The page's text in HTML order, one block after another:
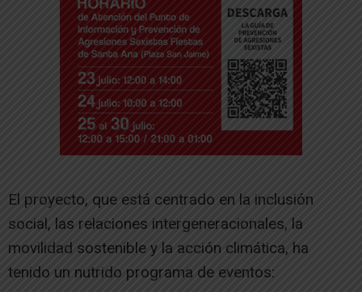
El proyecto, que está centrado en la inclusión
social, las relaciones intergeneracionales, la
movilidad sostenible y la acción climática, ha
tenido un nutrido programa de eventos: